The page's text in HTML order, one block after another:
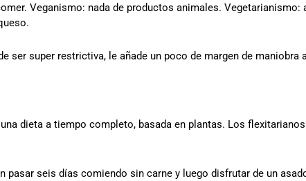
Veganismo: nada de productos animales.
ser super restrictiva, le añade un poco de margen de maniobra
dieta a tiempo completo, basada en plantas. Los
pasar seis días comiendo sin carne y luego disfrutar de un